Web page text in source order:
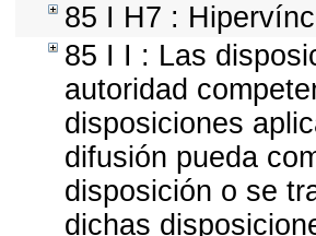
85 I H7 :
85 I I : Las
autoridad
disposiciones
difusión pueda
disposición o se
dichas